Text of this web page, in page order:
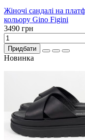
Жіночі сандалі на
кольору Gino Figini
3490 грн
Придбати
Новинка